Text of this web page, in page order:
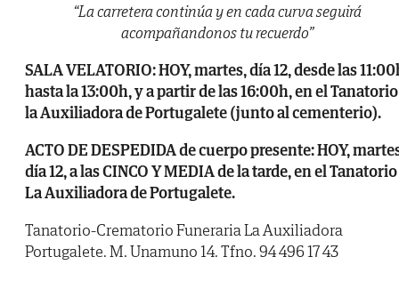
“La carretera continúa y en cada curva seguirá
acompañandonos tu recuerdo”
SALA VELATORIO: HOY, martes, día 12, desde las
hasta la 13:00h, y a partir de las 16:00h, en el Tanatorio
la Auxiliadora de Portugalete (junto al cementerio).
ACTO DE DESPEDIDA de cuerpo presente: HOY,
día 12, a las CINCO Y MEDIA de la tarde, en el Tanatorio
La Auxiliadora de Portugalete.
Tanatorio-Crematorio Funeraria La Auxiliadora
Portugalete. M. Unamuno 14. Tfno. 94 496 17 43